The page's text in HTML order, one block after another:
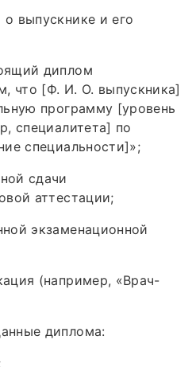
выпускнике и его
диплом
что [Ф. И. О. выпускника]
программу [уровень
специалитета] по
специальности]»;
сдачи
аттестации;
экзаменационной
(например, «Врач-
диплома: